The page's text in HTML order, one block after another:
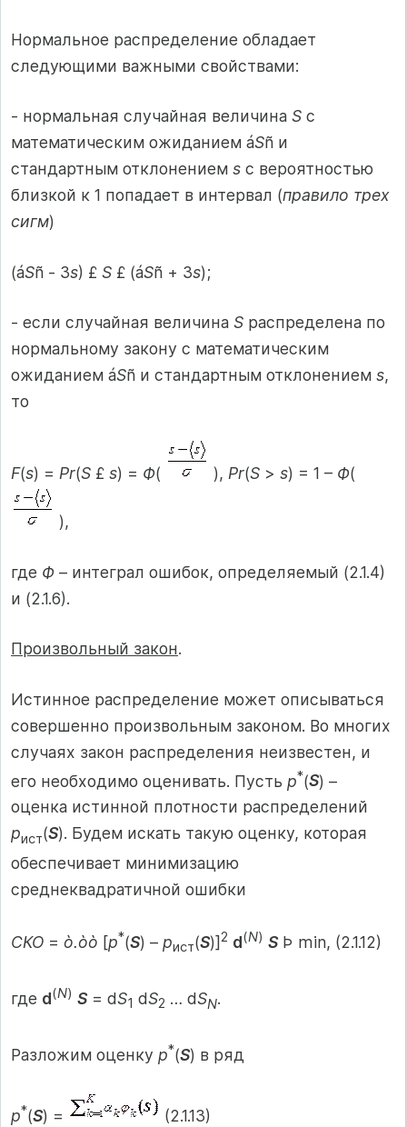
Нормальное распределение обладает
следующими важными свойствами:
- нормальная случайная величина S с
математическим ожиданием áSñ и
стандартным отклонением s с вероятностью
близкой к 1 попадает в интервал (правило трех
сигм)
(áSñ ‑ 3s) £ S £ (áSñ + 3s);
- если случайная величина S распределена по
нормальному закону с математическим
ожиданием áSñ и стандартным отклонением s,
то
F(s) = Pr(S £ s) = Ф( ), Pr(S > s) = 1 – Ф(
),
где Ф – интеграл ошибок, определяемый (2.1.4)
и (2.1.6).
Произвольный закон.
Истинное распределение может описываться
совершенно произвольным законом. Во многих
случаях закон распределения неизвестен, и
его необходимо оценивать. Пусть p*(S) –
оценка истинной плотности распределений
pист(S). Будем искать такую оценку, которая
обеспечивает минимизацию
среднеквадратичной ошибки
СКО = ò.òò [p*(S) – pист(S)]2 d(N) SÞ min, (2.1.12)
где d(N) S= dS1 dS2 … dSN.
Разложим оценку p*(S) в ряд
p*(S) = (2.1.13)